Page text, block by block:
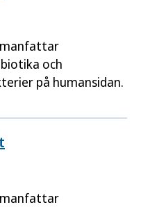
och
på humansidan.